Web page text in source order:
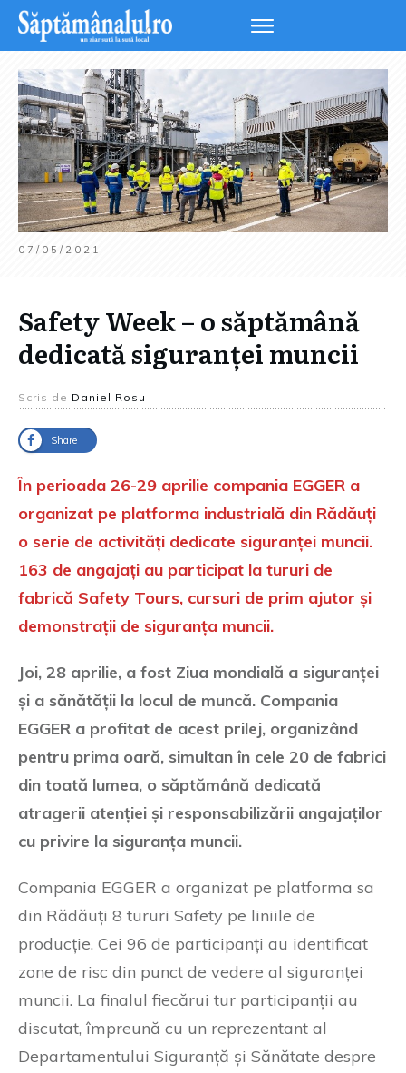
07/05/2021
Safety Week – o săptămână
dedicată siguranței muncii
Scris de Daniel Rosu
Share
În perioada 26-29 aprilie compania EGGER a
organizat pe platforma industrială din Rădăuți
o serie de activități dedicate siguranței muncii.
163 de angajați au participat la tururi de
fabrică Safety Tours, cursuri de prim ajutor și
demonstrații de siguranța muncii.
Joi, 28 aprilie, a fost Ziua mondială a siguranței
și a sănătății la locul de muncă. Compania
EGGER a profitat de acest prilej, organizând
pentru prima oară, simultan în cele 20 de fabrici
din toată lumea, o săptămână dedicată
atragerii atenției și responsabilizării angajaților
cu privire la siguranța muncii.
Compania EGGER a organizat pe platforma sa
din Rădăuți 8 tururi Safety pe liniile de
producție. Cei 96 de participanți au identificat
zone de risc din punct de vedere al siguranței
muncii. La finalul fiecărui tur participanții au
discutat, împreună cu un reprezentant al
Departamentului Siguranță și Sănătate despre